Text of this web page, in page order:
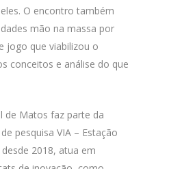
O encontro também
mão na massa por
jogo que viabilizou o
conceitos e análise do que
de Matos faz parte da
pesquisa VIA – Estação
2018, atua em